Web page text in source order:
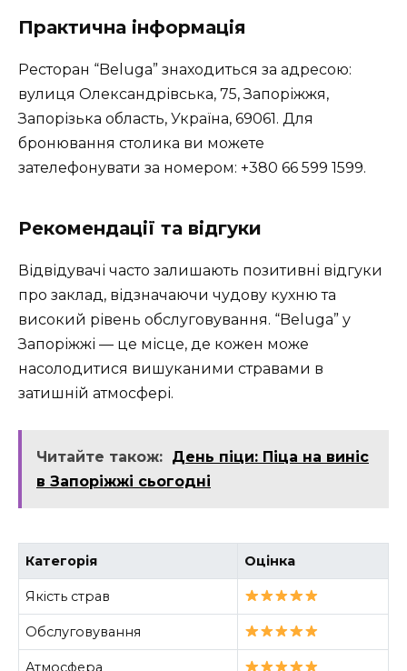
Практична інформація
Ресторан “Beluga” знаходиться за адресою:
вулиця Олександрівська, 75, Запоріжжя,
Запорізька область, Україна, 69061. Для
бронювання столика ви можете
зателефонувати за номером: +380 66 599 1599.
Рекомендації та відгуки
Відвідувачі часто залишають позитивні відгуки
про заклад, відзначаючи чудову кухню та
високий рівень обслуговування. “Beluga” у
Запоріжжі — це місце, де кожен може
насолодитися вишуканими стравами в
затишній атмосфері.
Читайте також: День піци: Піца на виніс
в Запоріжжі сьогодні
Категорія Оцінка
Якість страв
Обслуговування
Атмосфера